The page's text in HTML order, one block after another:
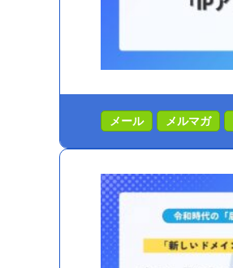
メール メルマガ